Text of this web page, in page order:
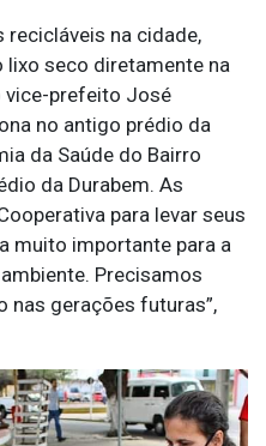
recicláveis na cidade,
lixo seco diretamente na
vice-prefeito José
no antigo prédio da
da Saúde do Bairro
da Durabem. As
para levar seus
muito importante para a
Precisamos
nas gerações futuras”,